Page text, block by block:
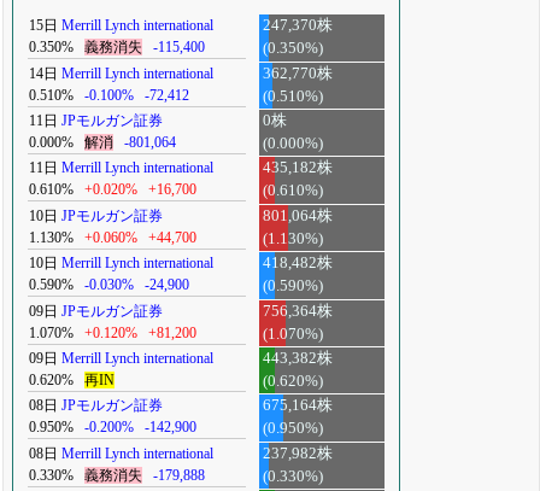
15日 Merrill Lynch international
0.350%
義務消失 -115,400
247,370株
(0.350%)
14日 Merrill Lynch international
0.510%
-0.100% -72,412
362,770株
(0.510%)
11日 JPモルガン証券
0.000%
解消 -801,064
0株
(0.000%)
11日 Merrill Lynch international
0.610%
+0.020% +16,700
435,182株
(0.610%)
10日 JPモルガン証券
1.130%
+0.060% +44,700
801,064株
(1.130%)
10日 Merrill Lynch international
0.590%
-0.030% -24,900
418,482株
(0.590%)
09日 JPモルガン証券
1.070%
+0.120% +81,200
756,364株
(1.070%)
09日 Merrill Lynch international
0.620%
再IN
443,382株
(0.620%)
08日 JPモルガン証券
0.950%
-0.200% -142,900
675,164株
(0.950%)
08日 Merrill Lynch international
0.330%
義務消失 -179,888
237,982株
(0.330%)